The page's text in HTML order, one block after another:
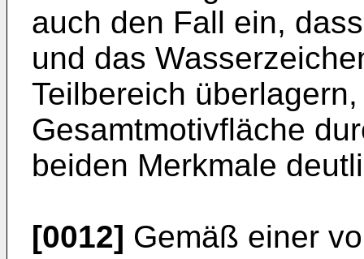
auch den Fall ein,
und das
Teilbereich
Gesamtmotivfläche
beiden Merkmale
[0012] Gemäß einer